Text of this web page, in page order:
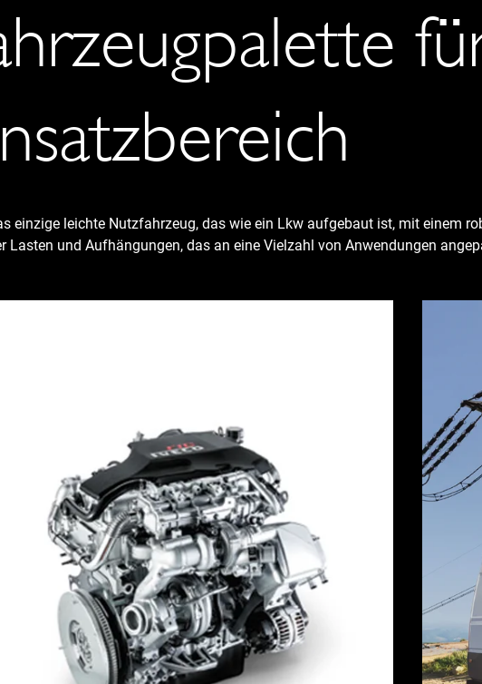
einzige leichte Nutzfahrzeug, das wie ein Lkw aufgebaut ist, mit einem
Lasten und Aufhängungen, das an eine Vielzahl von Anwendungen